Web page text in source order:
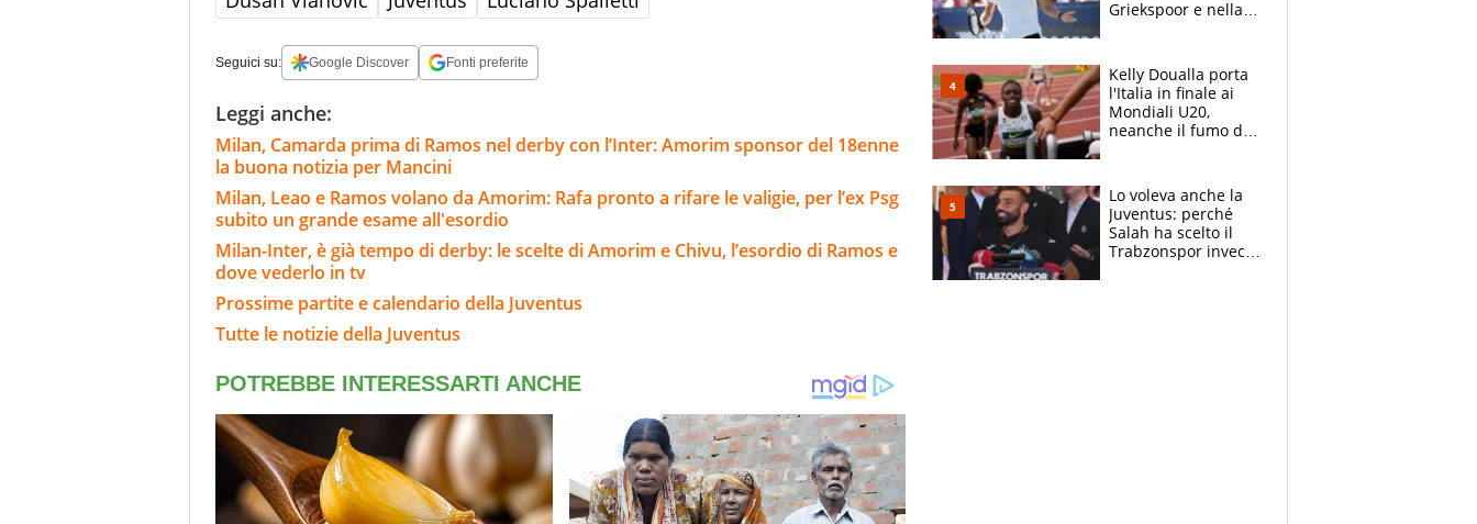
Seguici su: Google Discover Fonti preferite
Leggi anche:
Milan, Camarda prima di Ramos nel derby con l’Inter: Amorim sponsor del 18enne
la buona notizia per Mancini
Milan, Leao e Ramos volano da Amorim: Rafa pronto a rifare le valigie, per l’ex Psg
subito un grande esame all'esordio
Milan-Inter, è già tempo di derby: le scelte di Amorim e Chivu, l’esordio di Ramos e
dove vederlo in tv
Prossime partite e calendario della Juventus
Tutte le notizie della Juventus
Griekspoor e nella
terzo. Quanti malori
a Montreal
Kelly Doualla porta
l'Italia in finale ai
Mondiali U20,
neanche il fumo di
Lo voleva anche la
Juventus: perché
Salah ha scelto il
Trabzonspor invece